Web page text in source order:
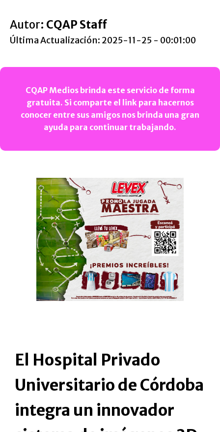
Autor: CQAP Staff
Última Actualización: 2025-11-25 - 00:01:00
CQAP Medios brinda este servicio de forma
gratuita. Si comparte el link para hacernos
conocer entre sus amigos nos brinda una gran
ayuda para continuar trabajando.
El Hospital Privado
Universitario de Córdoba
integra un innovador